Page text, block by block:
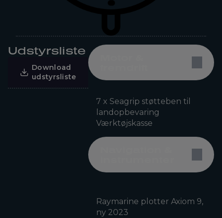
Udstyrsliste
Download
udstyrsliste
7 x Seagrip støtteben til
landopbevaring
Værktøjskasse
Raymarine plotter Axiom 9,
ny 2023